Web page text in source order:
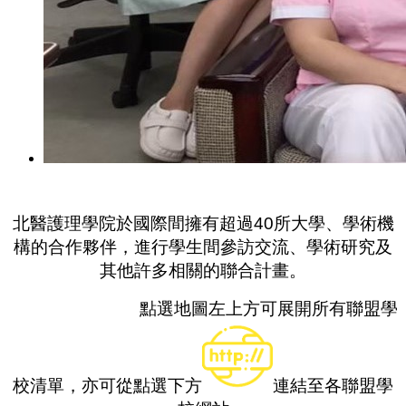
北醫護理學院於國際間擁有超過40所大學、學術機
構的合作夥伴， 進行學生間參訪交流、學術研究及
其他許多相關的聯合計畫。
點選地圖左上方可展開所有聯盟學
校清單， 亦可從點選下方
連結至各聯盟學